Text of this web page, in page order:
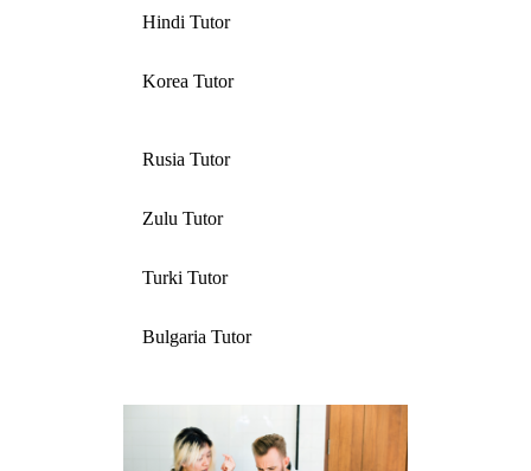
Hindi Tutor
Korea Tutor
Rusia Tutor
Zulu Tutor
Turki Tutor
Bulgaria Tutor